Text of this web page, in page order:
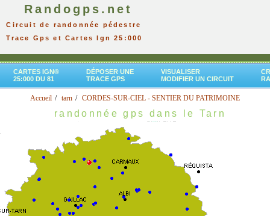
Randogps.net
Circuit de randonnée pédestre
Trace Gps et Cartes Ign 25:000
CARTES IGN®
25:000 DU 81
DÉPOSER UNE
TRACE GPS
VISUALISER
MODIFIER UN CIRCUIT
Accueil tarn CORDES-SUR-CIEL - SENTIER DU PATRIMOINE
randonnée gps dans le Tarn